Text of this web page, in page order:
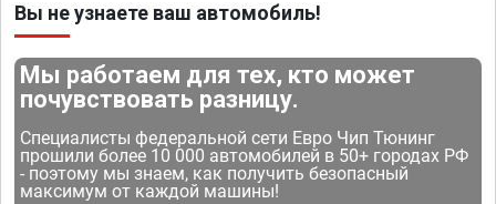
Вы не узнаете ваш автомобиль!
Мы работаем для тех, кто может
почувствовать разницу.
Специалисты федеральной сети Евро Чип Тюнинг
прошили более 10 000 автомобилей в 50+ городах РФ
- поэтому мы знаем, как получить безопасный
максимум от каждой машины!